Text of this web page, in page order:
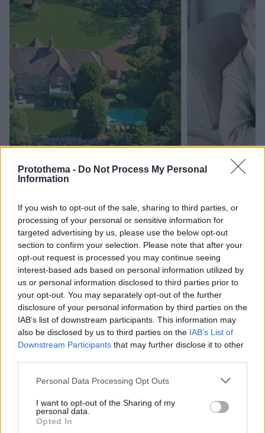
Protothema - Do Not Process My Personal
Information
If you wish to opt-out of the sale, sharing to third parties, or
processing of your personal or sensitive information for
targeted advertising by us, please use the below opt-out
section to confirm your selection. Please note that after your
opt-out request is processed you may continue seeing
interest-based ads based on personal information utilized by
us or personal information disclosed to third parties prior to
your opt-out. You may separately opt-out of the further
disclosure of your personal information by third parties on the
IAB’s list of downstream participants. This information may
also be disclosed by us to third parties on the IAB’s List of
Downstream Participants that may further disclose it to other
Please note that this website/app uses one or more Google
not limited to your visit or usage behaviour. You may click to
grant or deny consent to Google and its third-party tags to
use your data for below specified purposes in below Google
Personal Data Processing Opt Outs
I want to opt-out of the Sharing of my
personal data.
Opted In
Tommy Hilfiger: Στην έπαυλη της μόδας
Η πρώην βίλα του διάσημου designer στο Γκρίνουιτς
του Κονέκτικατ πωλείται αντί 9,7 εκατ. ευρώ. Λόγω
των αμέτρητων κομφόρ της αναμένεται να έχει πολύ
σύντομα νέο ιδιοκτήτη.
13.12.2023, 08:23